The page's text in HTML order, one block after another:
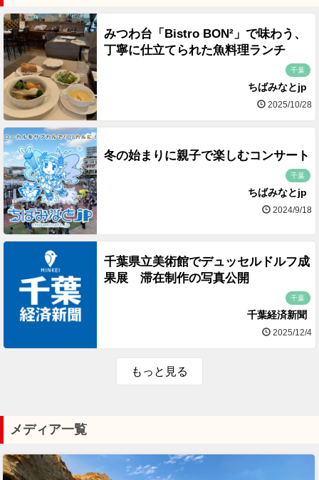
みつわ台「Bistro BON²」で味わう、
丁寧に仕立てられた魚料理ランチ
千葉
ちばみなとjp
2025/10/28
冬の始まりに親子で楽しむコンサート
千葉
ちばみなとjp
2024/9/18
千葉県立美術館でデュッセルドルフ成
果展 滞在制作の写真公開
千葉
千葉経済新聞
2025/12/4
もっと見る
メディア一覧